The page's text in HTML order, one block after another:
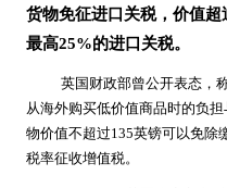
货物免征进口关税，价值
最高25%的进口关税。
英国财政部曾公开表态，
从海外购买低价值商品时的负
物价值不超过135英镑可以免除
税率征收增值税。